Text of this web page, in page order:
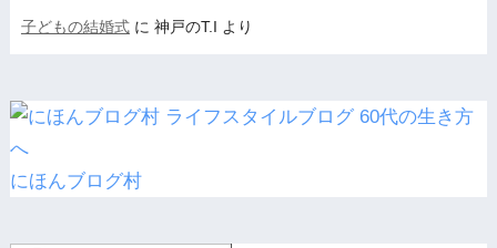
子どもの結婚式に 神戸のT.I より
にほんブログ村